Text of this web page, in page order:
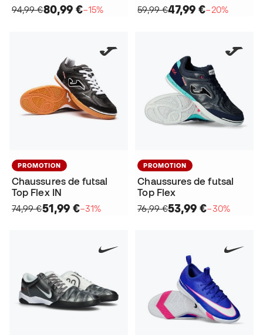
94,99 €80,99 €−15%
59,99 €47,99 €−20%
PROMOTION
Chaussures de futsal
Top Flex IN
74,99 €51,99 €−31%
PROMOTION
Chaussures de futsal
Top Flex
76,99 €53,99 €−30%